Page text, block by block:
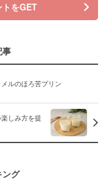
をGET
事
ルのほろ苦プリン
しみ方を提
ング